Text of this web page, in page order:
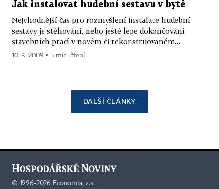
Jak instalovat hudební sestavu v bytě
Nejvhodnější čas pro rozmyšlení instalace hudební
sestavy je stěhování, nebo ještě lépe dokončování
stavebních prací v novém či rekonstruovaném...
10. 3. 2009 ▪ 5 min. čtení
DALŠÍ ČLÁNKY
© 1996-2026 Economia, a.s.